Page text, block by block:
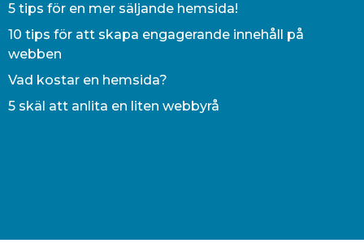
5 tips för en mer säljande hemsida!
10 tips för att skapa engagerande innehåll på
webben
Vad kostar en hemsida?
5 skäl att anlita en liten webbyrå